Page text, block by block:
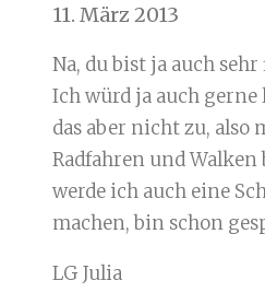
11. März 2013
Na, du bist ja auch
Ich würd ja auch
das aber nicht zu, also
Radfahren und
werde ich auch eine
machen, bin schon
LG Julia